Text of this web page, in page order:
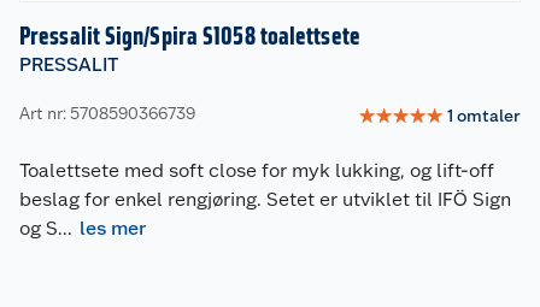
Pressalit Sign/Spira S1058 toalettsete
PRESSALIT
Art nr: 5708590366739 ☆☆☆☆☆ 1 omtaler
Toalettsete med soft close for myk lukking, og lift-off
beslag for enkel rengjøring. Setet er utviklet til IFÖ Sign
og S... les mer